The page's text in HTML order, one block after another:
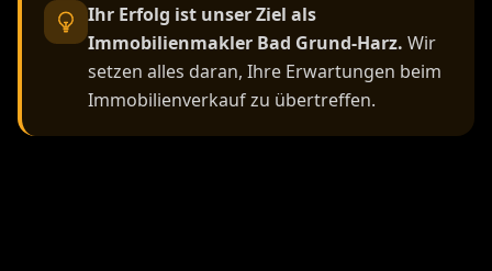
Ihr Erfolg ist unser Ziel als
Immobilienmakler Bad Grund-Harz. Wir
setzen alles daran, Ihre Erwartungen beim
Immobilienverkauf zu übertreffen.